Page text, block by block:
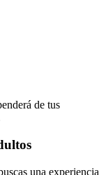
de tus
una experiencia